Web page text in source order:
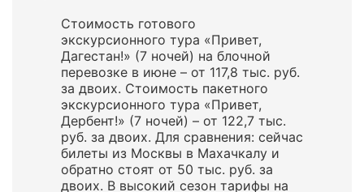
Стоимость готового
экскурсионного тура «Привет,
Дагестан!» (7 ночей) на блочной
перевозке в июне – от 117,8 тыс. руб.
за двоих. Стоимость пакетного
экскурсионного тура «Привет,
Дербент!» (7 ночей) – от 122,7 тыс.
руб. за двоих. Для сравнения: сейчас
билеты из Москвы в Махачкалу и
обратно стоят от 50 тыс. руб. за
двоих. В высокий сезон тарифы на